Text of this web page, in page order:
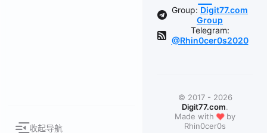
收起导航
Group: Digit77.com
Group
Telegram:
@Rhin0cer0s2020
© 2017 - 2026
Digit77.com.
Made with ❤by
Rhin0cer0s